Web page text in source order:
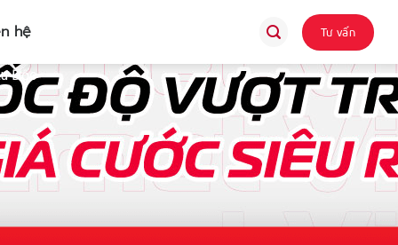
hệ Tư vấn
Đốc